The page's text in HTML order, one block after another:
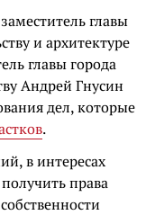
главы
и архитектуре
главы города
Андрей Гнусин
дел, которые
.
в интересах
права